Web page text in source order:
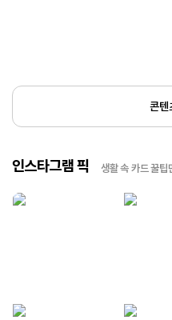
콘텐
인스타그램 픽 생활 속 카드 꿀팁